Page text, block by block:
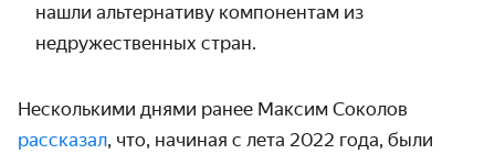
нашли альтернативу компонентам из
недружественных стран.
Несколькими днями ранее Максим Соколов
рассказал, что, начиная с лета 2022 года, были